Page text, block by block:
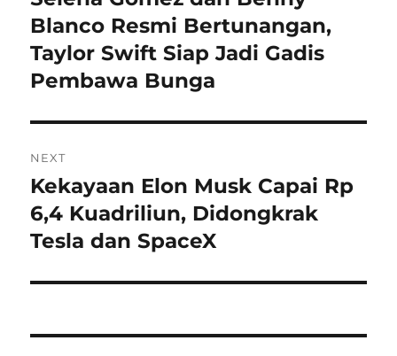
post:
Blanco Resmi Bertunangan,
Taylor Swift Siap Jadi Gadis
Pembawa Bunga
NEXT
Next
post:
Kekayaan Elon Musk Capai Rp
6,4 Kuadriliun, Didongkrak
Tesla dan SpaceX